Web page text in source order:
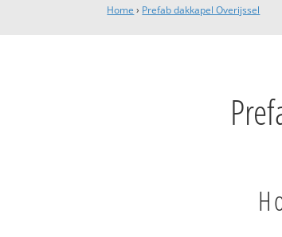
Home › Prefab dakkapel Overijssel